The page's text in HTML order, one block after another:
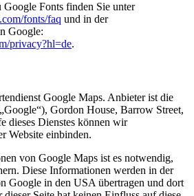
Fonts finden Sie unter
fonts/faq und in der
Google:
privacy?hl=de.
Google Maps. Anbieter ist die
Gordon House, Barrow Street,
Dienstes können wir
Website einbinden.
von Google Maps ist es notwendig,
Diese Informationen werden in der
Google in den USA übertragen und dort